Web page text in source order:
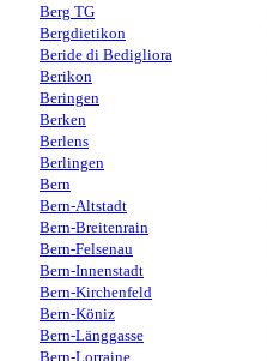
Berg TG
Bergdietikon
Beride di Bedigliora
Berikon
Beringen
Berken
Berlens
Berlingen
Bern
Bern-Altstadt
Bern-Breitenrain
Bern-Felsenau
Bern-Innenstadt
Bern-Kirchenfeld
Bern-Köniz
Bern-Länggasse
Bern-Lorraine